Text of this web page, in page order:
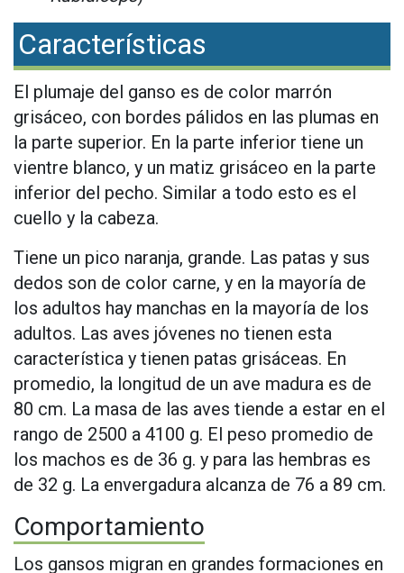
Características
El plumaje del ganso es de color marrón
grisáceo, con bordes pálidos en las plumas en
la parte superior. En la parte inferior tiene un
vientre blanco, y un matiz grisáceo en la parte
inferior del pecho. Similar a todo esto es el
cuello y la cabeza.
Tiene un pico naranja, grande. Las patas y sus
dedos son de color carne, y en la mayoría de
los adultos hay manchas en la mayoría de los
adultos. Las aves jóvenes no tienen esta
característica y tienen patas grisáceas. En
promedio, la longitud de un ave madura es de
80 cm. La masa de las aves tiende a estar en el
rango de 2500 a 4100 g. El peso promedio de
los machos es de 36 g. y para las hembras es
de 32 g. La envergadura alcanza de 76 a 89 cm.
Comportamiento
Los gansos migran en grandes formaciones en